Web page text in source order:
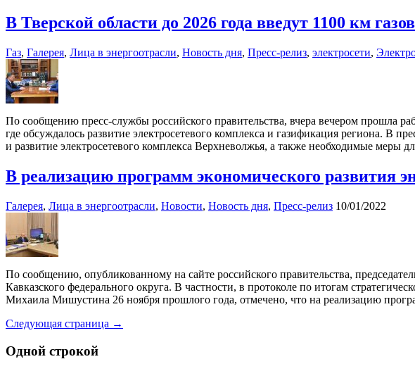
В Тверской области до 2026 года введут 1100 км
Газ, Галерея, Лица в энергоотрасли, Новость дня, Пресс-релиз, электросети,
По сообщению пресс-службы российского правительства, вчера вечером прошла
где обсуждалось развитие электросетевого комплекса и газификация региона. В
и развитие электросетевого комплекса Верхневолжья, а также необходимые
В реализацию программ экономического
Галерея, Лица в энергоотрасли, Новости, Новость дня, Пресс-релиз 10/01/2022
По сообщению, опубликованному на сайте российского правительства,
Кавказского федерального округа. В частности, в протоколе по итогам
Михаила Мишустина 26 ноября прошлого года, отмечено, что на реализацию
Следующая страница →
Одной строкой